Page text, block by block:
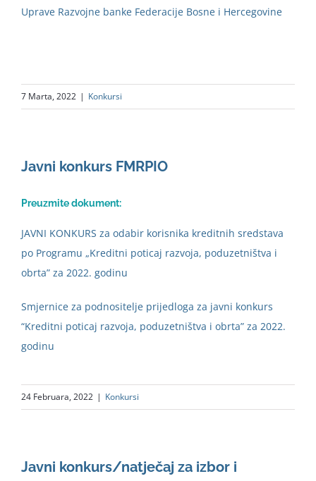
Uprave Razvojne banke Federacije Bosne i Hercegovine
7 Marta, 2022 | Konkursi
Javni konkurs FMRPIO
Preuzmite dokument:
JAVNI KONKURS za odabir korisnika kreditnih sredstava
po Programu „Kreditni poticaj razvoja, poduzetništva i
obrta” za 2022. godinu
Smjernice za podnositelje prijedloga za javni konkurs
“Kreditni poticaj razvoja, poduzetništva i obrta” za 2022.
godinu
24 Februara, 2022 | Konkursi
Javni konkurs/natječaj za izbor i